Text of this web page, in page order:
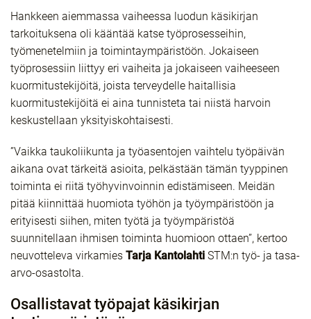
Hankkeen aiemmassa vaiheessa luodun käsikirjan
tarkoituksena oli kääntää katse työprosesseihin,
työmenetelmiin ja toimintaympäristöön. Jokaiseen
työprosessiin liittyy eri vaiheita ja jokaiseen vaiheeseen
kuormitustekijöitä, joista terveydelle haitallisia
kuormitustekijöitä ei aina tunnisteta tai niistä harvoin
keskustellaan yksityiskohtaisesti.
”Vaikka taukoliikunta ja työasentojen vaihtelu työpäivän
aikana ovat tärkeitä asioita, pelkästään tämän tyyppinen
toiminta ei riitä työhyvinvoinnin edistämiseen. Meidän
pitää kiinnittää huomiota työhön ja työympäristöön ja
erityisesti siihen, miten työtä ja työympäristöä
suunnitellaan ihmisen toiminta huomioon ottaen”, kertoo
neuvotteleva virkamies Tarja Kantolahti STM:n työ- ja tasa-
arvo-osastolta.
Osallistavat työpajat käsikirjan